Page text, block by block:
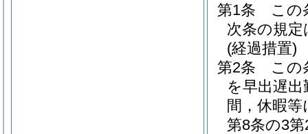
第1条
この
次条の規
(経過措置)
第2条
この
を早出遅
間，休暇
第8条の3